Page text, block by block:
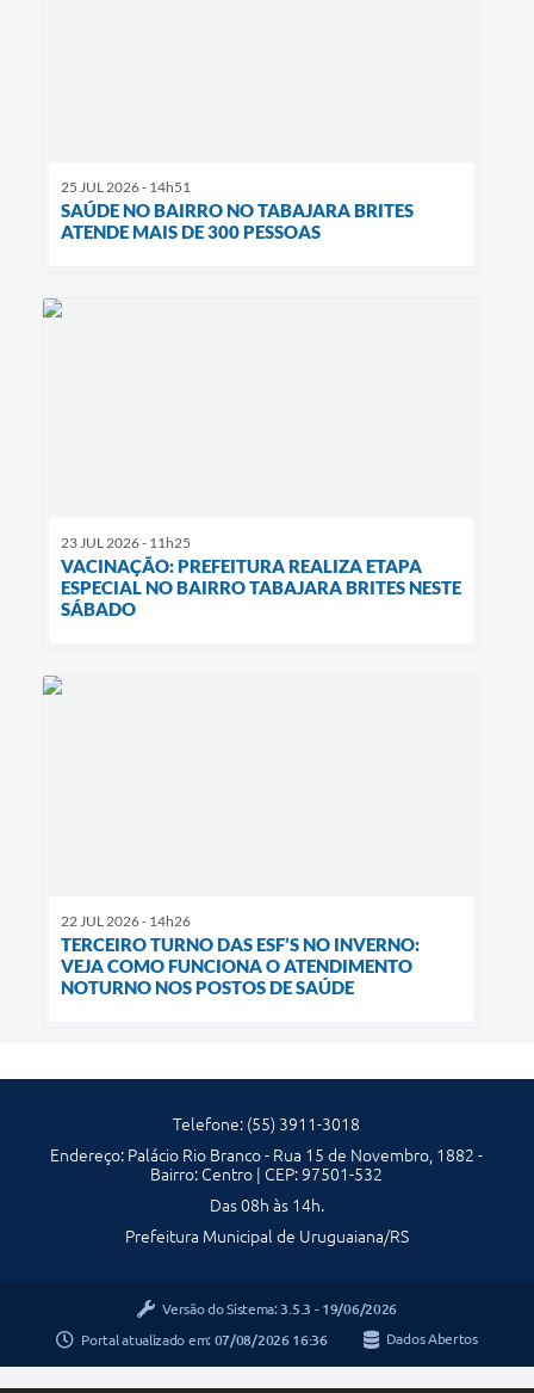
25 JUL 2026 - 14h51
SAÚDE NO BAIRRO NO TABAJARA BRITES
ATENDE MAIS DE 300 PESSOAS
23 JUL 2026 - 11h25
VACINAÇÃO: PREFEITURA REALIZA ETAPA
ESPECIAL NO BAIRRO TABAJARA BRITES NESTE
SÁBADO
22 JUL 2026 - 14h26
TERCEIRO TURNO DAS ESF’S NO INVERNO:
VEJA COMO FUNCIONA O ATENDIMENTO
NOTURNO NOS POSTOS DE SAÚDE
Telefone: (55) 3911-3018
Endereço: Palácio Rio Branco - Rua 15 de Novembro, 1882 -
Bairro: Centro | CEP: 97501-532
Das 08h às 14h.
Prefeitura Municipal de Uruguaiana/RS
Versão do Sistema: 3.5.3 - 19/06/2026
Portal atualizado em: 07/08/2026 16:36 Dados Abertos